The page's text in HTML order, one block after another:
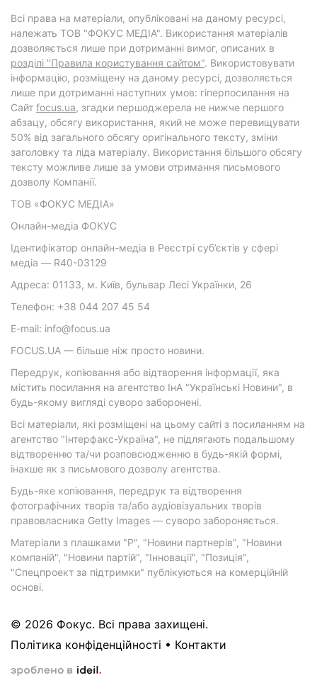
Всі права на матеріали, опубліковані на даному ресурсі,
належать ТОВ "ФОКУС МЕДІА". Використання матеріалів
дозволяється лише при дотриманні вимог, описаних в
розділі "Правила користування сайтом". Використовувати
інформацію, розміщену на даному ресурсі, дозволяється
лише при дотриманні наступних умов: гіперпосилання на
Cайт focus.ua, згадки першоджерела не нижче першого
абзацу, обсягу використання, який не може перевищувати
50% від загального обсягу оригінального тексту, зміни
заголовку та ліда матеріалу. Використання більшого обсягу
тексту можливе лише за умови отримання письмового
дозволу Компанії.
ТОВ «ФОКУС МЕДІА»
Онлайн-медіа ФОКУС
Ідентифікатор онлайн-медіа в Реєстрі суб’єктів у сфері
медіа — R40-03129
Адреса: 01133, м. Київ, бульвар Лесі Українки, 26
Телефон: +38 044 207 45 54
E-mail: info@focus.ua
FOCUS.UA — більше ніж просто новини.
Передрук, копіювання або відтворення інформації, яка
містить посилання на агентство ІнА "Українські Новини", в
будь-якому вигляді суворо заборонені.
Всі матеріали, які розміщені на цьому сайті з посиланням на
агентство "Інтерфакс-Україна", не підлягають подальшому
відтворенню та/чи розповсюдженню в будь-якій формі,
інакше як з письмового дозволу агентства.
Будь-яке копіювання, передрук та відтворення
фотографічних творів та/або аудіовізуальних творів
правовласника Getty Images — суворо забороняється.
Матеріали з плашками "Р", "Новини партнерів", "Новини
компаній", "Новини партій", "Інновації", "Позиція",
"Спецпроект за підтримки" публікуються на комерційній
основі.
© 2026 Фокус. Всі права захищені.
Політика конфіденційності • Контакти